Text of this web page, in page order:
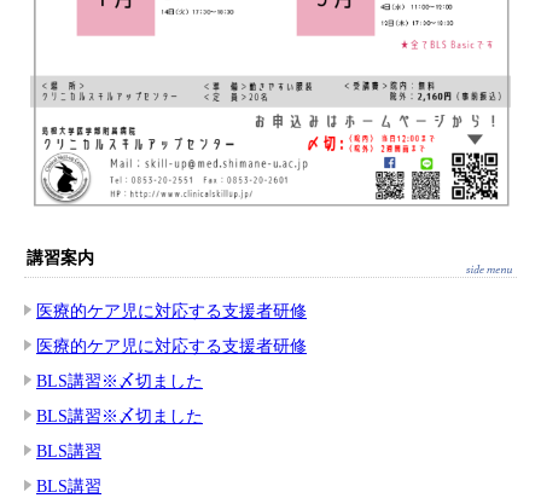
講習案内
医療的ケア児に対応する支援者研修
医療的ケア児に対応する支援者研修
BLS講習※〆切ました
BLS講習※〆切ました
BLS講習
BLS講習